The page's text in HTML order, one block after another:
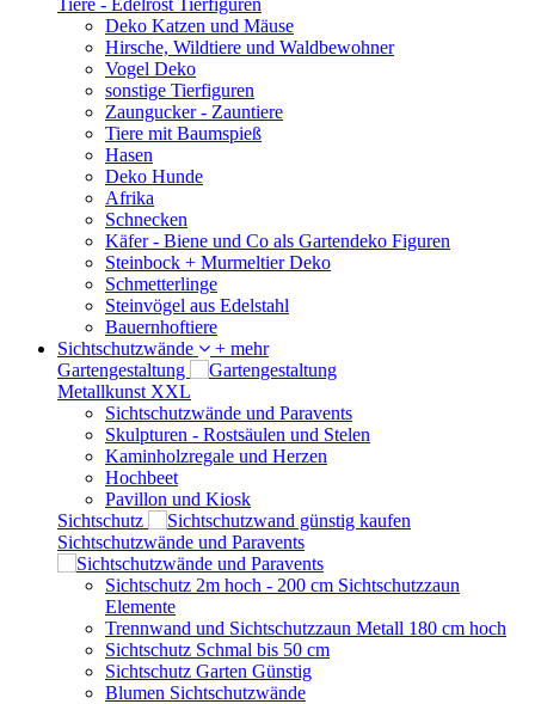
Tiere - Edelrost Tierfiguren
Deko Katzen und Mäuse
Hirsche, Wildtiere und Waldbewohner
Vogel Deko
sonstige Tierfiguren
Zaungucker - Zauntiere
Tiere mit Baumspieß
Hasen
Deko Hunde
Afrika
Schnecken
Käfer - Biene und Co als Gartendeko Figuren
Steinbock + Murmeltier Deko
Schmetterlinge
Steinvögel aus Edelstahl
Bauernhoftiere
Sichtschutzwände
+ mehr
Gartengestaltung
Metallkunst XXL
Sichtschutzwände und Paravents
Skulpturen - Rostsäulen und Stelen
Kaminholzregale und Herzen
Hochbeet
Pavillon und Kiosk
Sichtschutz
Sichtschutzwände und Paravents
Sichtschutz 2m hoch - 200 cm Sichtschutzzaun
Elemente
Trennwand und Sichtschutzzaun Metall 180 cm hoch
Sichtschutz Schmal bis 50 cm
Sichtschutz Garten Günstig
Blumen Sichtschutzwände